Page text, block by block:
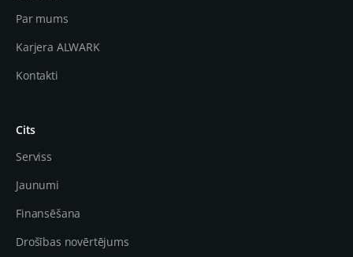
Par mums
Karjera ALWARK
Kontakti
Cits
Serviss
Jaunumi
Finansēšana
Drošības novērtējums